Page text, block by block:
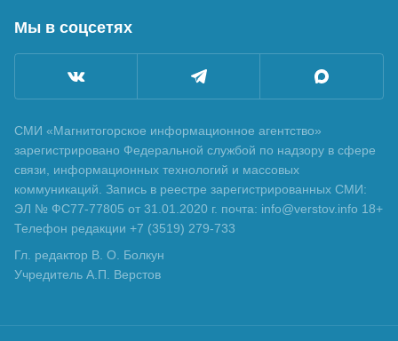
Мы в соцсетях
СМИ «Магнитогорское информационное агентство»
зарегистрировано Федеральной службой по надзору в сфере
связи, информационных технологий и массовых
коммуникаций. Запись в реестре зарегистрированных СМИ:
ЭЛ № ФС77-77805 от 31.01.2020 г. почта: info@verstov.info 18+
Телефон редакции +7 (3519) 279-733
Гл. редактор В. О. Болкун
Учредитель А.П. Верстов